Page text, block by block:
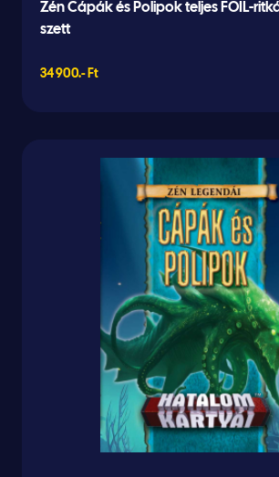
Zén Cápák és Polipok teljes FOIL-
szett
34 900.- Ft